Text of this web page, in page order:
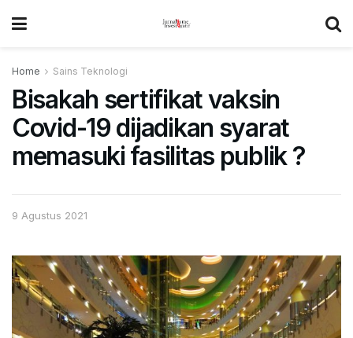
Home Sains Teknologi
Bisakah sertifikat vaksin
Covid-19 dijadikan syarat
memasuki fasilitas publik ?
9 Agustus 2021